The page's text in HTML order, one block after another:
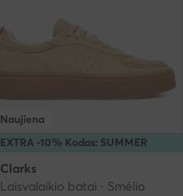
EXTRA -10% Kodas: SUMMER
Naujiena
Clarks
Laisvalaikio batai · Smėlio